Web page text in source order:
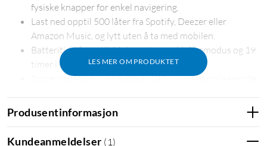
LES MER OM PRODUKTET
fysiske knapper for enkel navigering.
Last ned opptil 500 låter fra Spotify, Deezer eller
Amazon Music, og lytt uten å ta med mobilen.
Batteritid på opptil 11 dager i smartklokkemodus og 19
timer i GPS-modus – lang og pålitelig bruk.
Sporer løpeturer ved hjelp av GPS og gir grunnleggende
Body Battery-funksjonen måler energinivået ditt
gjennom dagen ved å bruke data fra pulsmåling,
stressnivåer, søvnkvalitet og fysisk aktivitet.
Produsentinformasjon
Kundeanmeldelser ( 1 )